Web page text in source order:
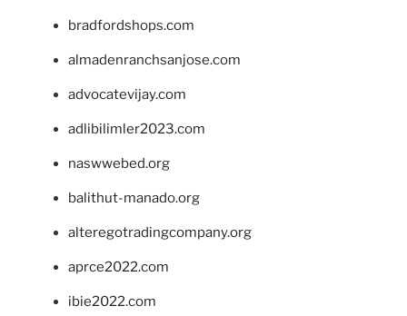
bradfordshops.com
almadenranchsanjose.com
advocatevijay.com
adlibilimler2023.com
naswwebed.org
balithut-manado.org
alteregotradingcompany.org
aprce2022.com
ibie2022.com